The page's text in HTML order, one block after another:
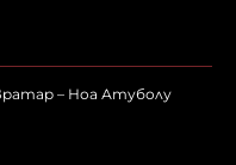
– Ноа Атуболу